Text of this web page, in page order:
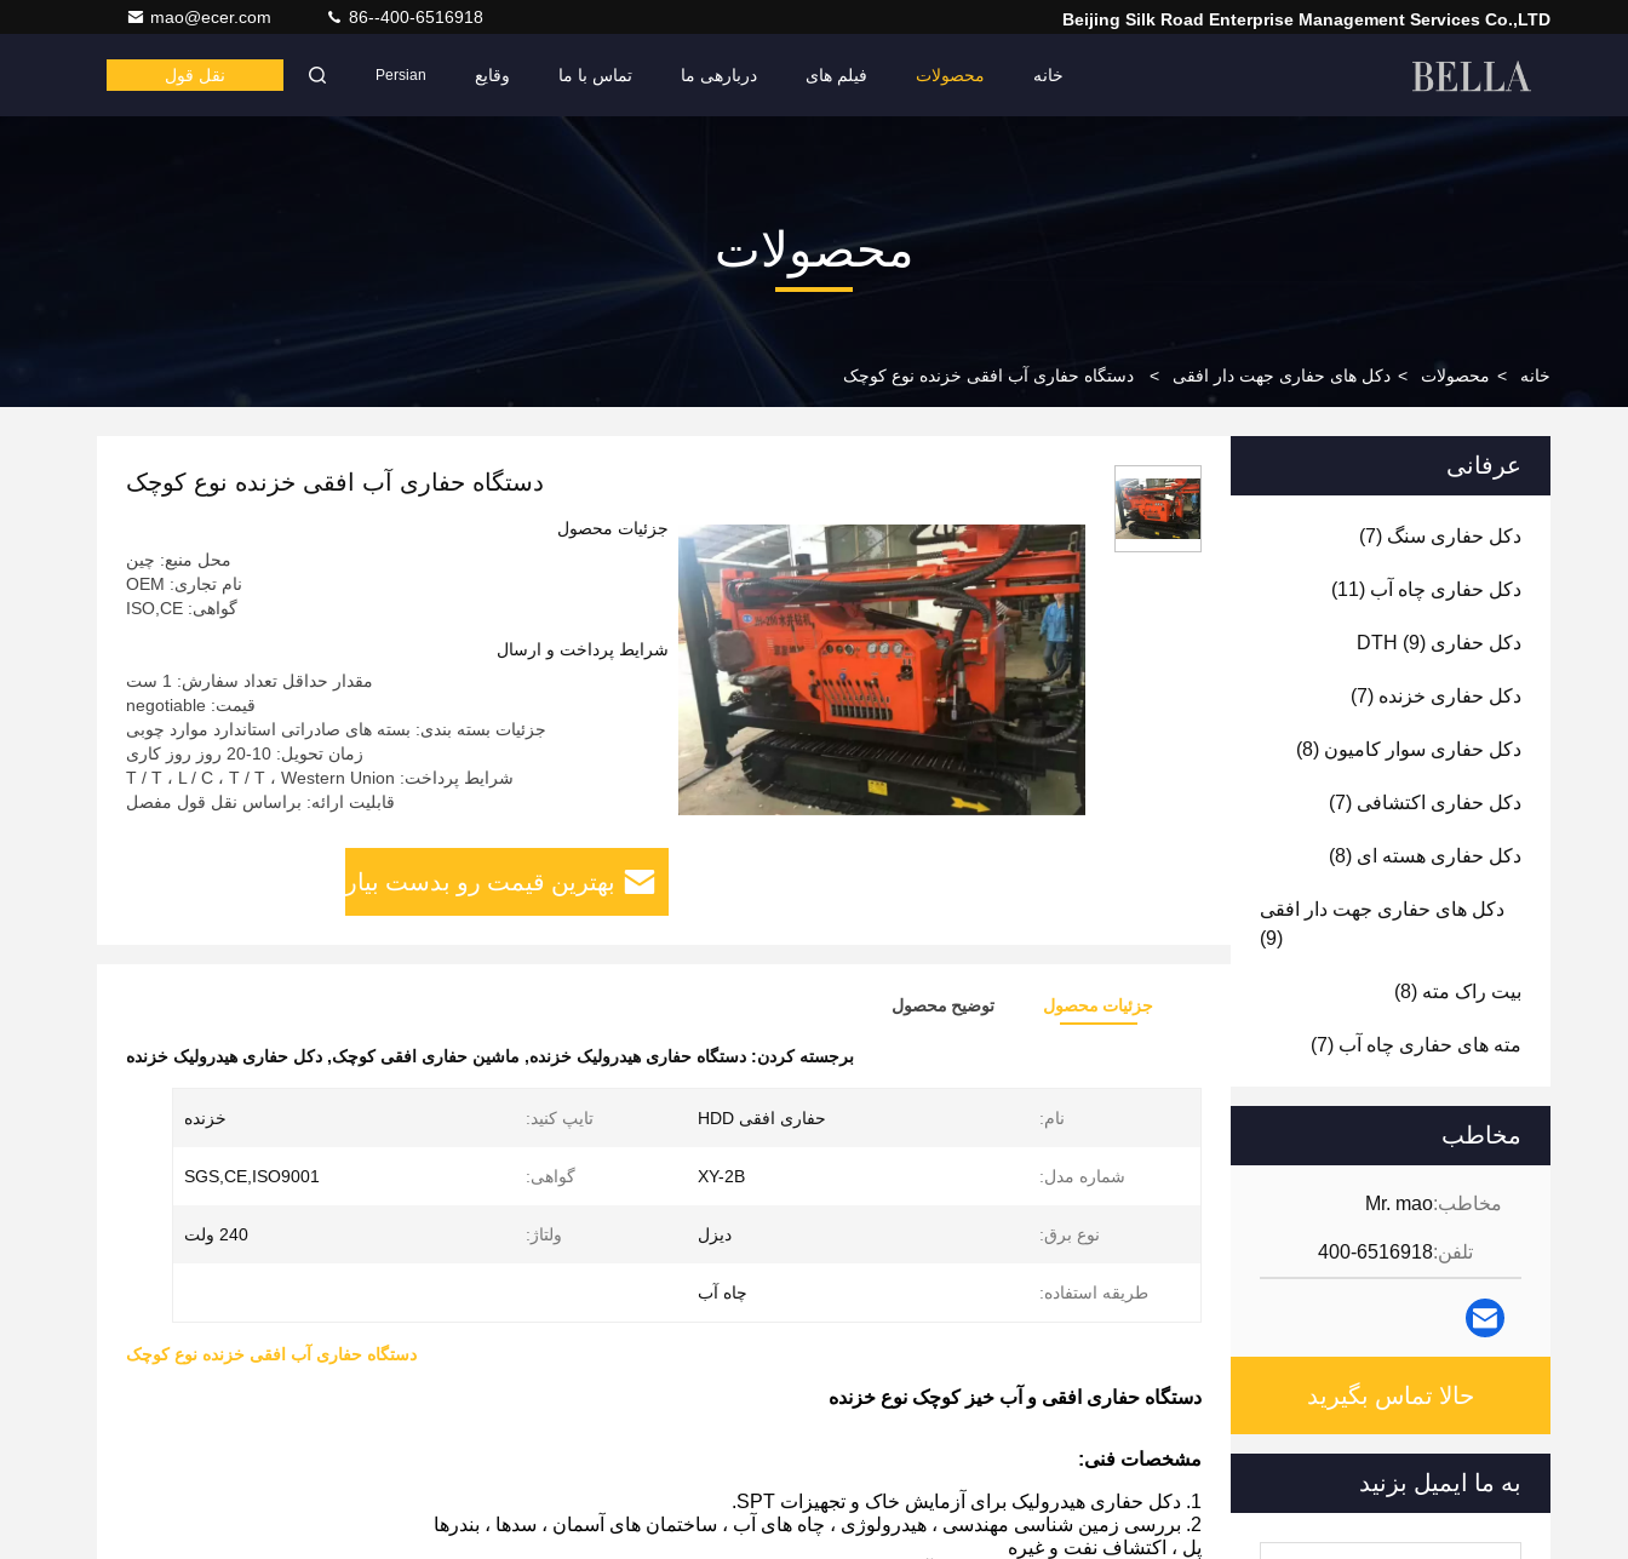
Beijing Silk Road Enterprise Management Services Co.,LTD
mao@ecer.com 86--400-6516918
خانه محصولات فیلم های دربارهی ما تماس با ما وقایع Persian نقل قول
محصولات
خانه > محصولات > دکل های حفاری جهت دار افقی > دستگاه حفاری آب افقی خزنده نوع کوچک
عرفانی
دکل حفاری سنگ (7)
دکل حفاری چاه آب (11)
دکل حفاری DTH (9)
دکل حفاری خزنده (7)
دکل حفاری سوار کامیون (8)
دکل حفاری اکتشافی (7)
دکل حفاری هسته ای (8)
دکل های حفاری جهت دار افقی
(9)
بیت راک مته (8)
مته های حفاری چاه آب (7)
مخاطب
مخاطب:Mr. mao
تلفن:400-6516918
حالا تماس بگیرید
به ما ایمیل بزنید
دستگاه حفاری آب افقی خزنده نوع کوچک
جزئیات محصول
محل منبع: چین
نام تجاری: OEM
گواهی: ISO,CE
شرایط پرداخت و ارسال
مقدار حداقل تعداد سفارش: 1 ست
قیمت: negotiable
جزئیات بسته بندی: بسته های صادراتی استاندارد موارد چوبی
زمان تحویل: 10-20 روز روز کاری
شرایط پرداخت: T / T ، L / C ، T / T ، Western Union
قابلیت ارائه: براساس نقل قول مفصل
بهترین قیمت رو بدست بیار
جزئیات محصول توضیح محصول
برجسته کردن: دستگاه حفاری هیدرولیک خزنده, ماشین حفاری افقی کوچک, دکل حفاری هیدرولیک خزنده
نام: حفاری افقی HDD تایپ کنید: خزنده
شماره مدل: XY-2B گواهی: SGS,CE,ISO9001
نوع برق: دیزل ولتاژ: 240 ولت
طریقه استفاده: چاه آب
دستگاه حفاری آب افقی خزنده نوع کوچک
دستگاه حفاری افقی و آب خیز کوچک نوع خزنده
مشخصات فنی:
1. دکل حفاری هیدرولیک برای آزمایش خاک و تجهیزات SPT.
2. بررسی زمین شناسی مهندسی ، هیدرولوژی ، چاه های آب ، ساختمان های آسمان ، سدها ، بندرها
پل ، اکتشاف نفت و غیره